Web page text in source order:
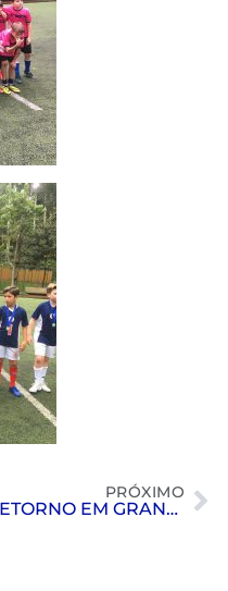
PRÓXIMO
RETORNO EM GRANDE ESTILO